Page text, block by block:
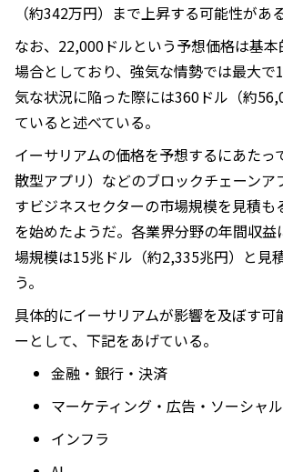
（約342万円）まで上昇する可能性があ
なお、22,000ドルという予想価格は基
場合としており、強気な情勢では最大で
気な状況に陥った際には360ドル（約
ていると述べている。
イーサリアムの価格を予想するにあたっ
散型アプリ）などのブロックチェーンア
すビジネスセクターの市場規模を見積も
を始めたようだ。各業界分野の年間収益
場規模は15兆ドル（約2,335兆円）と見
う。
具体的にイーサリアムが影響を及ぼす可
ーとして、下記をあげている。
金融・銀行・決済
マーケティング・広告・ソーシャ
インフラ